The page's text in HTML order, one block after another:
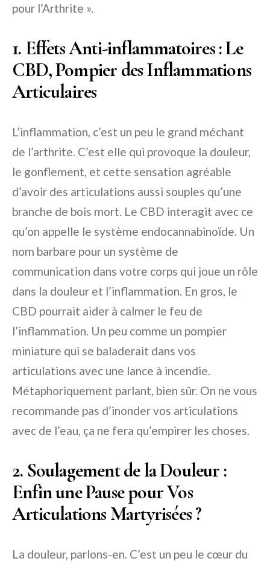
pour l’Arthrite ».
1. Effets Anti-inflammatoires : Le
CBD, Pompier des Inflammations
Articulaires
L’inflammation, c’est un peu le grand méchant
de l’arthrite. C’est elle qui provoque la douleur,
le gonflement, et cette sensation agréable
d’avoir des articulations aussi souples qu’une
branche de bois mort. Le CBD interagit avec ce
qu’on appelle le système endocannabinoïde. Un
nom barbare pour un système de
communication dans votre corps qui joue un rôle
dans la douleur et l’inflammation. En gros, le
CBD pourrait aider à calmer le feu de
l’inflammation. Un peu comme un pompier
miniature qui se baladerait dans vos
articulations avec une lance à incendie.
Métaphoriquement parlant, bien sûr. On ne vous
recommande pas d’inonder vos articulations
avec de l’eau, ça ne fera qu’empirer les choses.
2. Soulagement de la Douleur :
Enfin une Pause pour Vos
Articulations Martyrisées ?
La douleur, parlons-en. C’est un peu le cœur du